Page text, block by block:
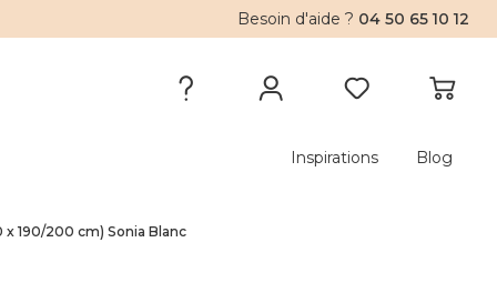
Besoin d'aide ? 04 50 65 10 12
Inspirations Blog
190/200 cm) Sonia Blanc